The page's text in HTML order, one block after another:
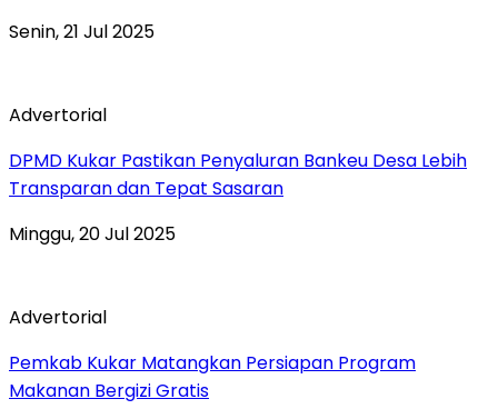
Senin, 21 Jul 2025
Advertorial
DPMD Kukar Pastikan Penyaluran Bankeu Desa Lebih
Transparan dan Tepat Sasaran
Minggu, 20 Jul 2025
Advertorial
Pemkab Kukar Matangkan Persiapan Program
Makanan Bergizi Gratis